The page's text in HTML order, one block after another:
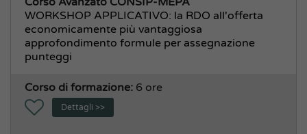
WORKSHOP APPLICATIVO: la RDO all'offerta
economicamente più vantaggiosa
approfondimento formule per assegnazione
punteggi
Corso di formazione: 6 ore
Dettagli >>